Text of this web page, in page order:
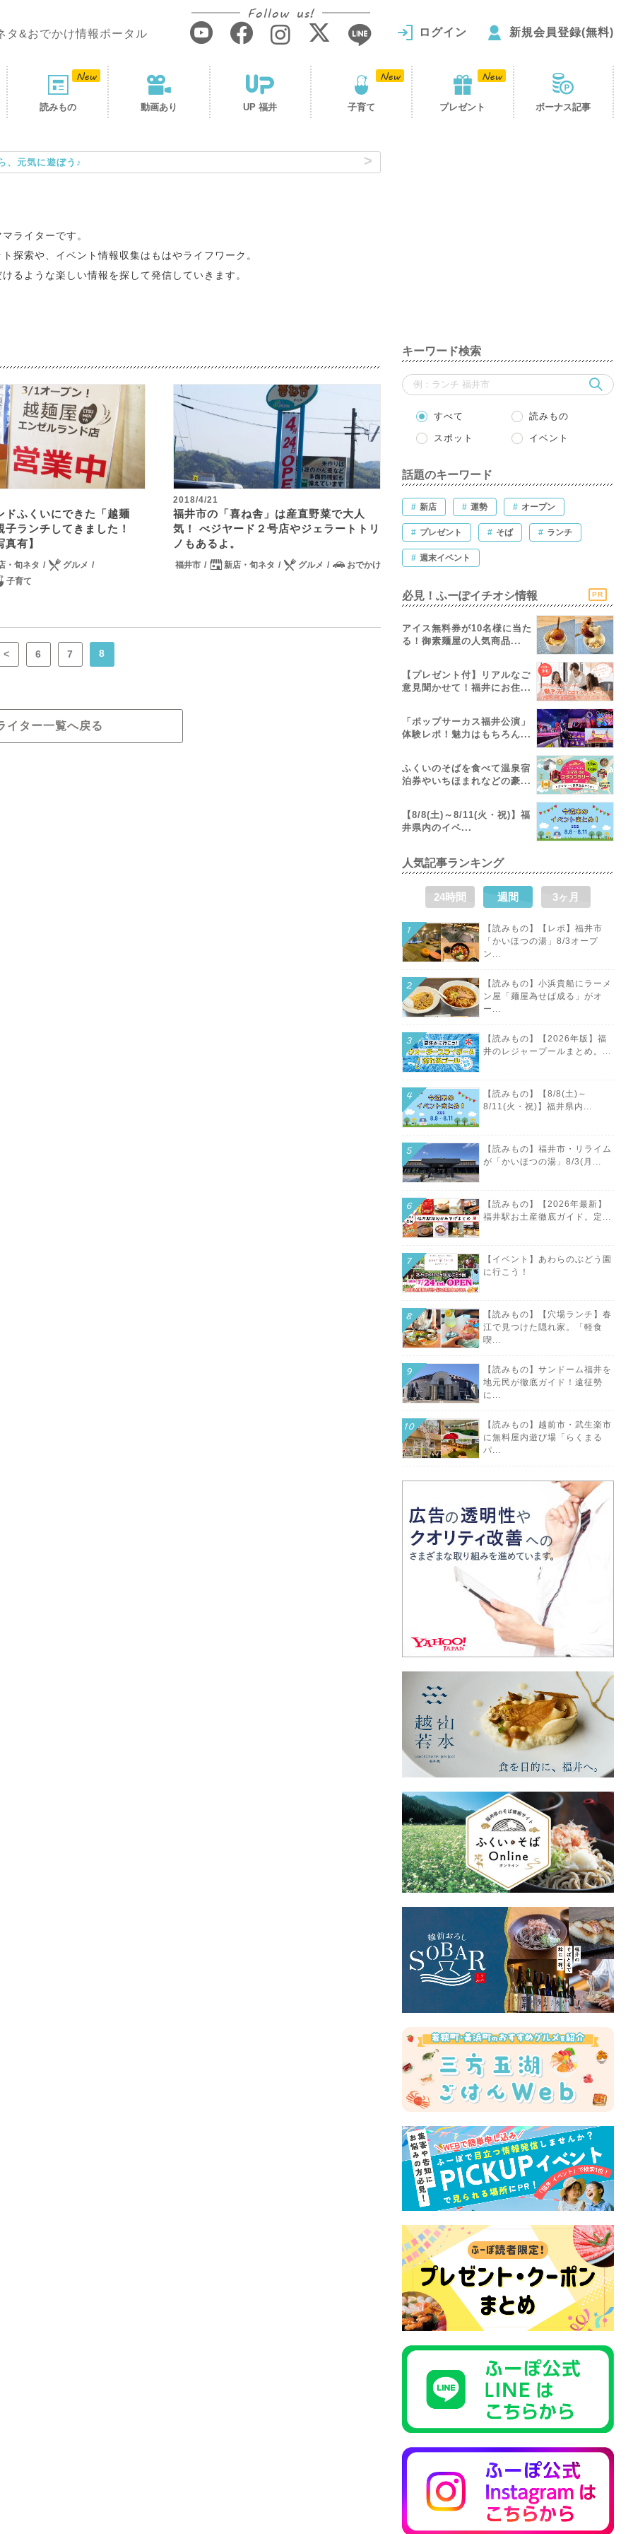
タ&おでかけ情報ポータル
Follow us!
ログイン 新規会員登録(無料)
読みもの 動画あり UP 福井 子育て プレゼント ボーナス記事
、元気に遊ぼう♪
ライターです。
探索や、イベント情報収集はもはやライフワーク。
るような楽しい情報を探して発信していきます。
ドふくいにできた「越麺
子ランチしてきました！
有】
・旬ネタ
グルメ
子育て
2018/4/21
福井市の「喜ね舎」は産直野菜で大人
気！ べジヤード２号店やジェラートトリ
ノもあるよ。
福井市 新店・旬ネタ グルメ おでかけ
< 6 7 8
イター一覧へ戻る
キーワード検索
すべて 読みもの
スポット イベント
話題のキーワード
# 新店 # 運勢 # オープン
# プレゼント # そば # ランチ
# 週末イベント
必見！ふーぽイチオシ情報 PR
アイス無料券が10名様に当た
る！御素麺屋の人気商品...
【プレゼント付】リアルなご
意見聞かせて！福井にお住...
「ポップサーカス福井公演」
体験レポ！魅力はもちろん...
ふくいのそばを食べて温泉宿
泊券やいちほまれなどの豪...
【8/8(土)～8/11(火・祝)】福
井県内のイベ...
人気記事ランキング
24時間 週間 3ヶ月
【読みもの】【レポ】福井市
「かいほつの湯」8/3オープ
ン...
【読みもの】小浜貴船にラーメ
ン屋「麺屋為せば成る」がオ
ー...
【読みもの】【2026年版】福
井のレジャープールまとめ。...
【読みもの】【8/8(土)～
8/11(火・祝)】福井県内...
【読みもの】福井市・リライム
が「かいほつの湯」8/3(月...
【読みもの】【2026年最新】
福井駅お土産徹底ガイド。定...
【イベント】あわらのぶどう園
に行こう！
【読みもの】【穴場ランチ】春
江で見つけた隠れ家。「軽食
喫...
【読みもの】サンドーム福井を
地元民が徹底ガイド！遠征勢
に...
【読みもの】越前市・武生楽市
に無料屋内遊び場「らくまる
パ...